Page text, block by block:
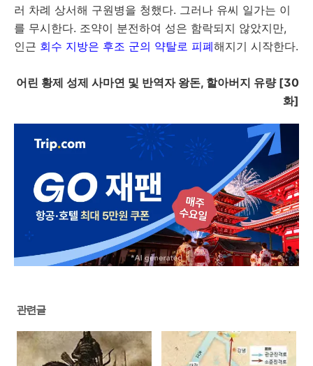
러 차례 상서해 구원병을 청했다. 그러나 유씨 일가는 이
를 무시한다. 조약이 분전하여 성은 함락되지 않았지만,
인근 회수 지방은 후조 군의 약탈로 피폐해지기 시작한다.
어린 황제 성제 사마연 및 반역자 왕돈, 할아버지 유량 [30
화]
관련글